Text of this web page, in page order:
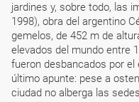
jardines y, sobre todo, las
1998), obra del argentino
gemelos, de 452 m de
elevados del mundo entre
fueron desbancados por el
último apunte: pese a
ciudad no alberga las